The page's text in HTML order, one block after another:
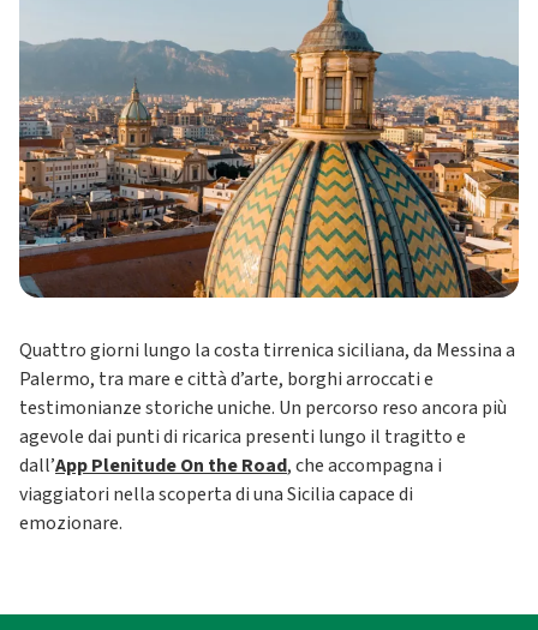
Quattro giorni lungo la costa tirrenica siciliana, da Messina a
Palermo, tra mare e città d’arte, borghi arroccati e
testimonianze storiche uniche. Un percorso reso ancora più
agevole dai punti di ricarica presenti lungo il tragitto e
dall’App Plenitude On the Road, che accompagna i
viaggiatori nella scoperta di una Sicilia capace di
emozionare.